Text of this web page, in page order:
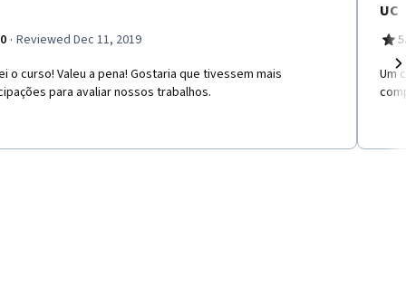
· Reviewed Dec 11, 2019
o curso! Valeu a pena! Gostaria que tivessem mais
para avaliar nossos trabalhos.
UC
Um